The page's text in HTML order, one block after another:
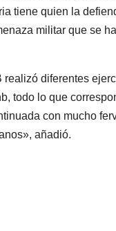
tiene quien la
militar que se
diferentes
todo lo que
con mucho
añadió.